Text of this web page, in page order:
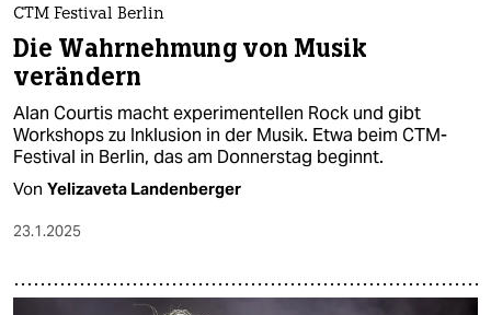
CTM Festival Berlin
Die Wahrnehmung von Musik
verändern
Alan Courtis macht experimentellen Rock und gibt
Workshops zu Inklusion in der Musik. Etwa beim CTM-
Festival in Berlin, das am Donnerstag beginnt.
Von Yelizaveta Landenberger
23.1.2025